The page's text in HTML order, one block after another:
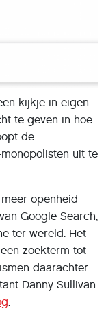
kijkje in eigen
te geven in hoe
de
uit te
openheid
Google Search,
ter wereld. Het
zoekterm tot
daarachter
Danny Sullivan
.